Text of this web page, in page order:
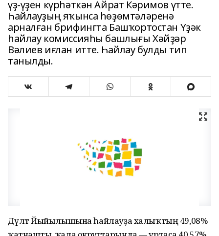
үҙ-үҙен күрһәткән Айрат Кәримов үтте.
Һайлауҙың яҡынса һөҙөмтәләренә
арналған брифингта Башҡортостан Үҙәк
һайлау комиссияһы башлығы Хәйҙәр
Вәлиев иғлан итте. Һайлау булды тип
танылды.
Дәүләт Йыйылышына һайлауҙа халыҡтың 49,08%